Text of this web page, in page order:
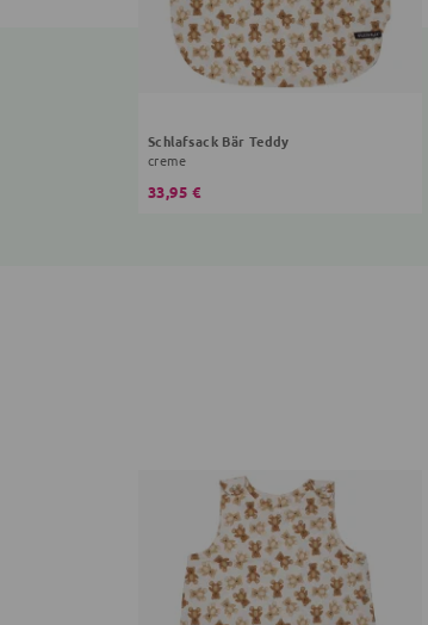
Schlafsack Bär Teddy
creme
33,95 €